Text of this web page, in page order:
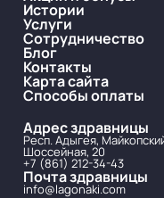
Истории
Услуги
Сотрудничество
Блог
Контакты
Карта сайта
Способы оплаты
Адрес здравницы
Респ. Адыгея,
Шоссейная, 20
+7 (861) 212-34-43
Почта здравницы
info@lagonaki.com